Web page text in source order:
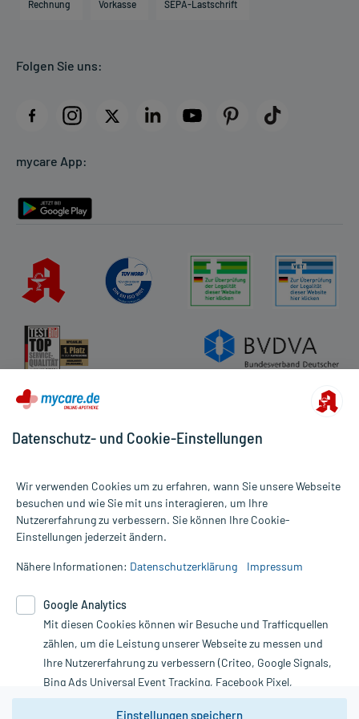
AGB
Datenschutz
Rückgabe/Widerruf
Rechnung Vorkasse SEPA-Lastschrift
Folgen Sie uns:
mycare App:
Alle Preise gelten inkl. MwSt., ggf. zzgl. Versandkosten
Informationen auf dieser Website werden ausschließlich für
die Untersuchung und Behandlung durch einen Arzt. Bitte
Therapien eingeleitet werden können. | Diese Webseite benutzt
Google Analytics. Lesen Sie bitte dazu die wichtigen Hinweise in
unserer Datenschutzerklärung. Für den Widerruf einer Bestellung
nutzen Sie das Formular:
Vertrag widerrufen
Datenschutz- und Cookie-Einstellungen
Wir verwenden Cookies um zu erfahren, wann Sie unsere Webseite
besuchen und wie Sie mit uns interagieren, um Ihre
Nutzererfahrung zu verbessern. Sie können Ihre Cookie-
Einstellungen jederzeit ändern.
Nähere Informationen: Datenschutzerklärung Impressum
Google Analytics
Mit diesen Cookies können wir Besuche und Trafficquellen
zählen, um die Leistung unserer Webseite zu messen und
Ihre Nutzererfahrung zu verbessern (Criteo, Google Signals,
Bing Ads Universal Event Tracking, Facebook Pixel,
Youtube-Social Plugin).
Einstellungen speichern